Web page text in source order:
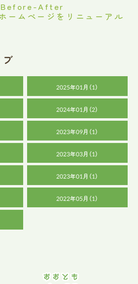
After
ームページをリニューアル
2025年01月（1）
2024年01月（2）
2023年09月（1）
2023年03月（1）
2023年01月（1）
2022年05月（1）